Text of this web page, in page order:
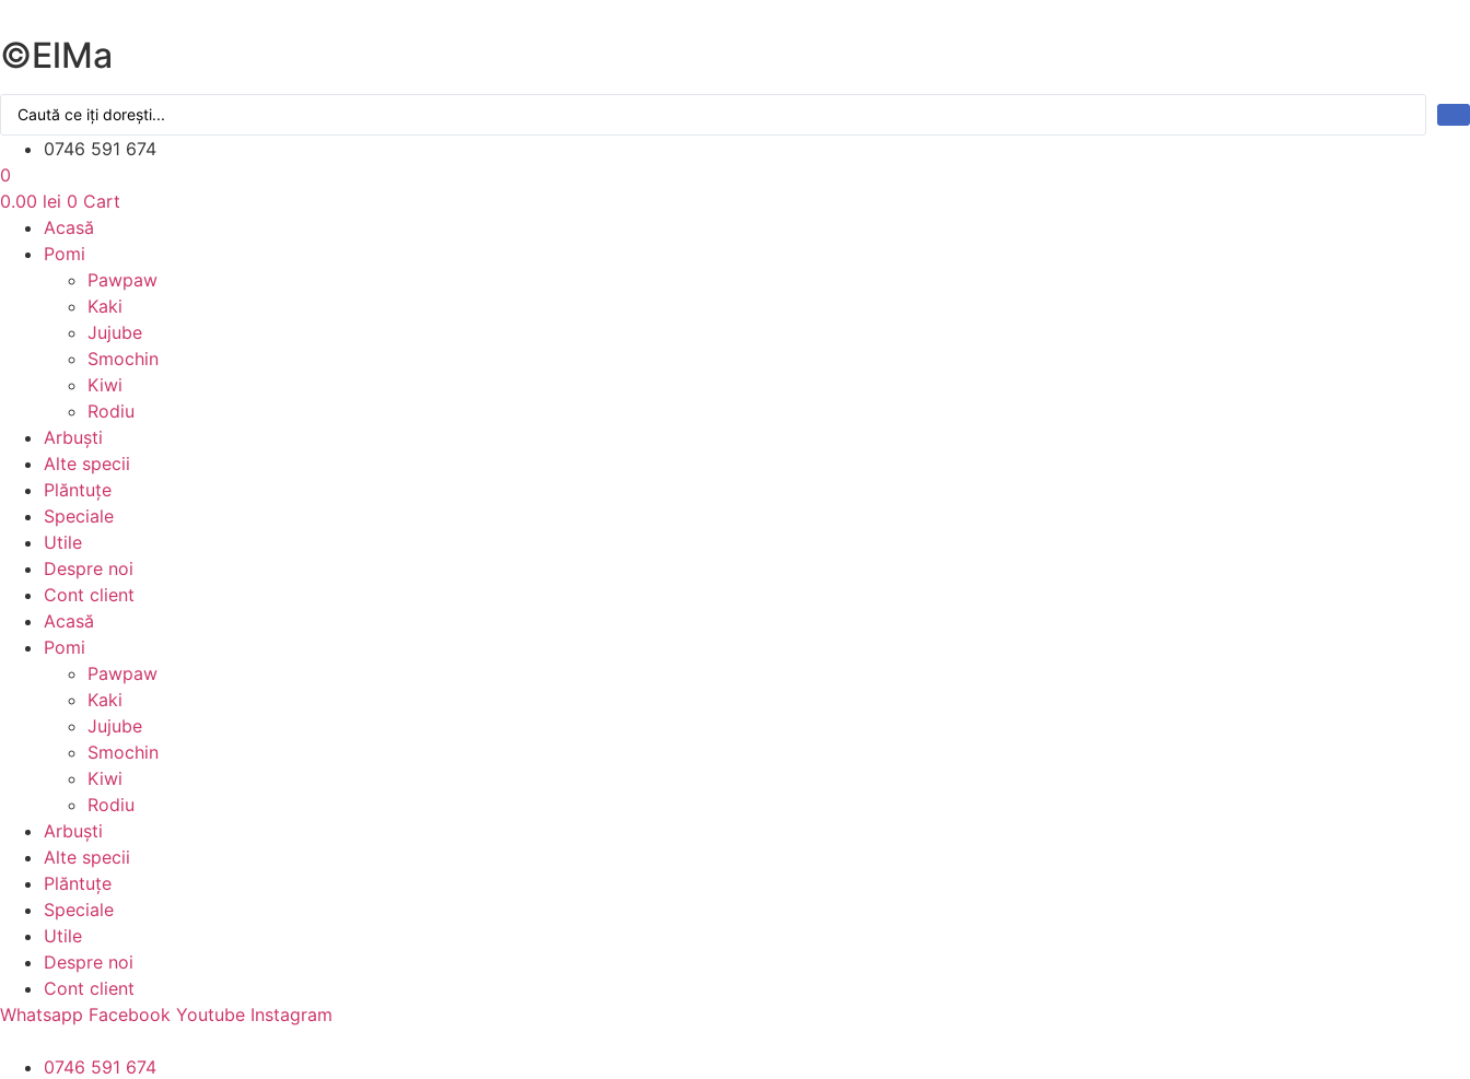
la
conținut
©ElMa
Search
0746 591 674
0
0.00 lei 0 Cart
Acasă
Pomi
Pawpaw
Kaki
Jujube
Smochin
Kiwi
Rodiu
Arbuști
Alte specii
Plăntuțe
Speciale
Utile
Despre noi
Cont client
Acasă
Pomi
Pawpaw
Kaki
Jujube
Smochin
Kiwi
Rodiu
Arbuști
Alte specii
Plăntuțe
Speciale
Utile
Despre noi
Cont client
Whatsapp Facebook Youtube Instagram
0746 591 674